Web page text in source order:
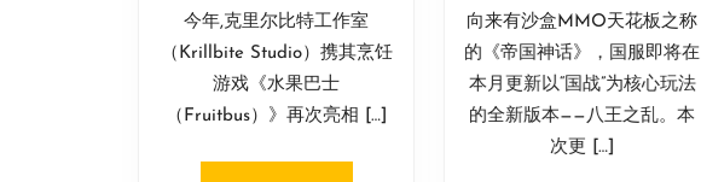
饪
冒
游
戏
29
日
今年,克里尔比特工作室
（Krillbite Studio）携其烹饪
游戏《水果巴士
（Fruitbus）》再次亮相 […]
战
版
本
“八
王
9
日
向来有沙盒MMO天花板之称
的《帝国神话》，国服即将在
本月更新以“国战”为核心玩法
的全新版本——八王之乱。本
次更 […]